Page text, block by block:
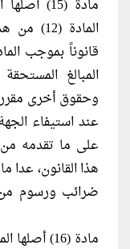
المادة
المبالغ
وحقوق أخرى
عند استيفاء
على ما تقدمه
هذا القانون،
ضرائب ورسوم من